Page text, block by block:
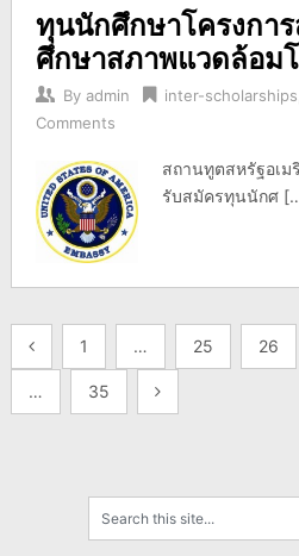
ทุนนักศึกษาโครงกา
ศึกษาสภาพแวดล้อม
By admin inter-scholarships
Comments
สถานทูตสหรัฐอเม
รับสมัครทุนนักศ
แนะแนว
เรื่อง
1 … 25 26
… 35